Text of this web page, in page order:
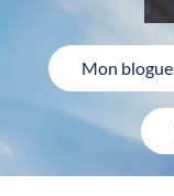
Mon blogue